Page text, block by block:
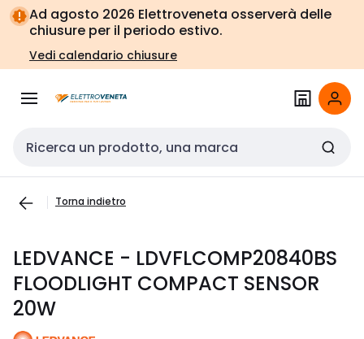
Vai alla
navigazione
Vai
alla
pagina
Ad agosto 2026 Elettroveneta osserverà delle
chiusure per il periodo estivo.
Vedi calendario chiusure
Cerca input
Torna indietro
LEDVANCE - LDVFLCOMP20840BS
FLOODLIGHT COMPACT SENSOR
20W